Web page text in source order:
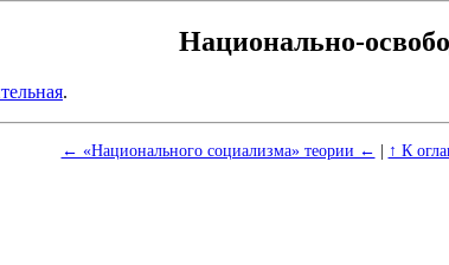
Национально-
.
← «Национального социализма» теории ← | ↑ К